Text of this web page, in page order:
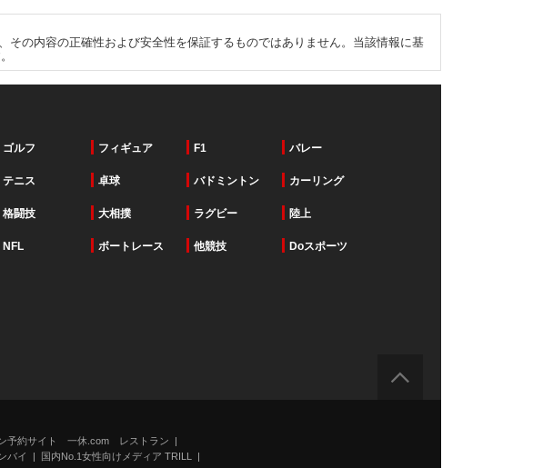
の内容の正確性および安全性を保証するものではありません。当該情報に基
ゴルフ フィギュア F1 バレー
テニス 卓球 バドミントン カーリング
格闘技 大相撲 ラグビー 陸上
NFL ボートレース 他競技 Doスポーツ
予約サイト 一休.com レストラン
バイ
国内No.1女性向けメディア TRILL